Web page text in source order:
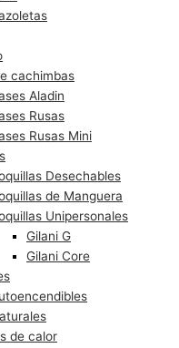
cachimbas
Aladin
Rusas
Rusas Mini
Desechables
de Manguera
Unipersonales
Gilani G
Gilani Core
de calor